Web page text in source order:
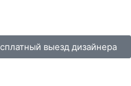
выезд дизайнера